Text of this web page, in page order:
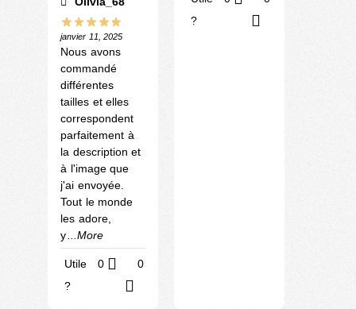
janvier 11, 2025
Nous avons
commandé
différentes
tailles et elles
correspondent
parfaitement à
la description et
à l'image que
j'ai envoyée.
Tout le monde
les adore,
y
...More
Utile
?
0 0
?